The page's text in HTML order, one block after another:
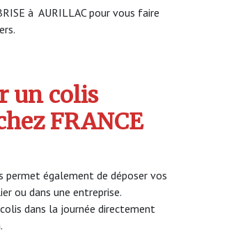
à AURILLAC pour vous faire
un colis
FRANCE
permet également de déposer vos
ou dans une entreprise.
dans la journée directement